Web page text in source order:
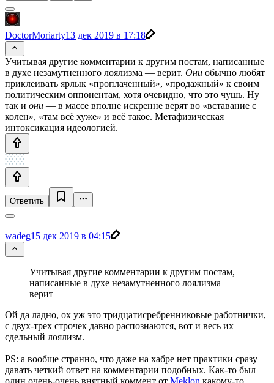
DoctorMoriarty13 дек 2019 в 17:18
Учитывая другие комментарии к другим постам, написанные
в духе незамутненного лоялизма — верит. Они обычно любят
приклеивать ярлык «проплаченный», «продажный» к своим
политическим оппонентам, хотя очевидно, что это чушь. Ну
так и они — в массе вполне искренне верят во «вставание с
колен», «там всё хуже» и всё такое. Метафизическая
интоксикация идеологией.
Ответить
wadeg15 дек 2019 в 04:15
Учитывая другие комментарии к другим постам,
написанные в духе незамутненного лоялизма —
верит
Ой да ладно, ох уж это тридцатисребренниковые работнички,
с двух-трех строчек давно распознаются, вот и весь их
сдельный лоялизм.
PS: а вообще странно, что даже на хабре нет практики сразу
давать четкий ответ на комментарии подобных. Как-то был
один очень-очень внятный коммент от Meklon какому-то